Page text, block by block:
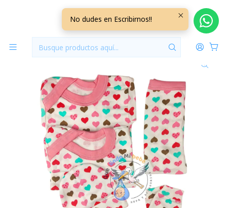
Inicio Ajuares 0/3 Meses Diseños
Ajuar 5 Piezas con Diseño Talla 0/3 Meses Blanco/Rosado
Corazones
No dudes en Escribirnos!!